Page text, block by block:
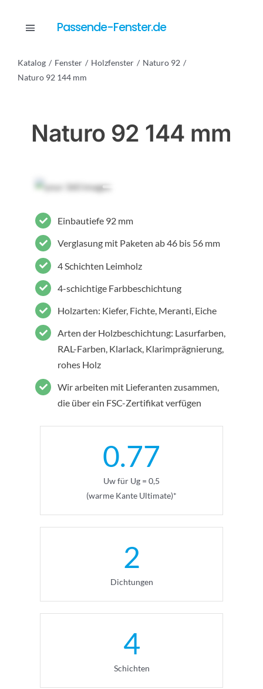
Toggle Passende-Fenster.de
Katalog Fenster Holzfenster
Naturo 92
Naturo 92 144 mm
Naturo 92 144 mm
Einbautiefe 92 mm
Verglasung mit Paketen ab 46 bis 56 mm
4 Schichten Leimholz
4-schichtige Farbbeschichtung
Holzarten: Kiefer, Fichte, Meranti, Eiche
Arten der Holzbeschichtung: Lasurfarben,
RAL-Farben, Klarlack, Klarimprägnierung,
rohes Holz
Wir arbeiten mit Lieferanten zusammen,
die über ein FSC-Zertifikat verfügen
0.77
Uw für Ug = 0,5
(warme Kante Ultimate)*
2
Dichtungen
4
Schichten